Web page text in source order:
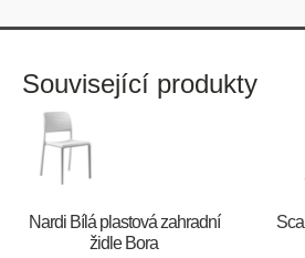
Související produkty
Nardi Bílá plastová zahradní
židle Bora